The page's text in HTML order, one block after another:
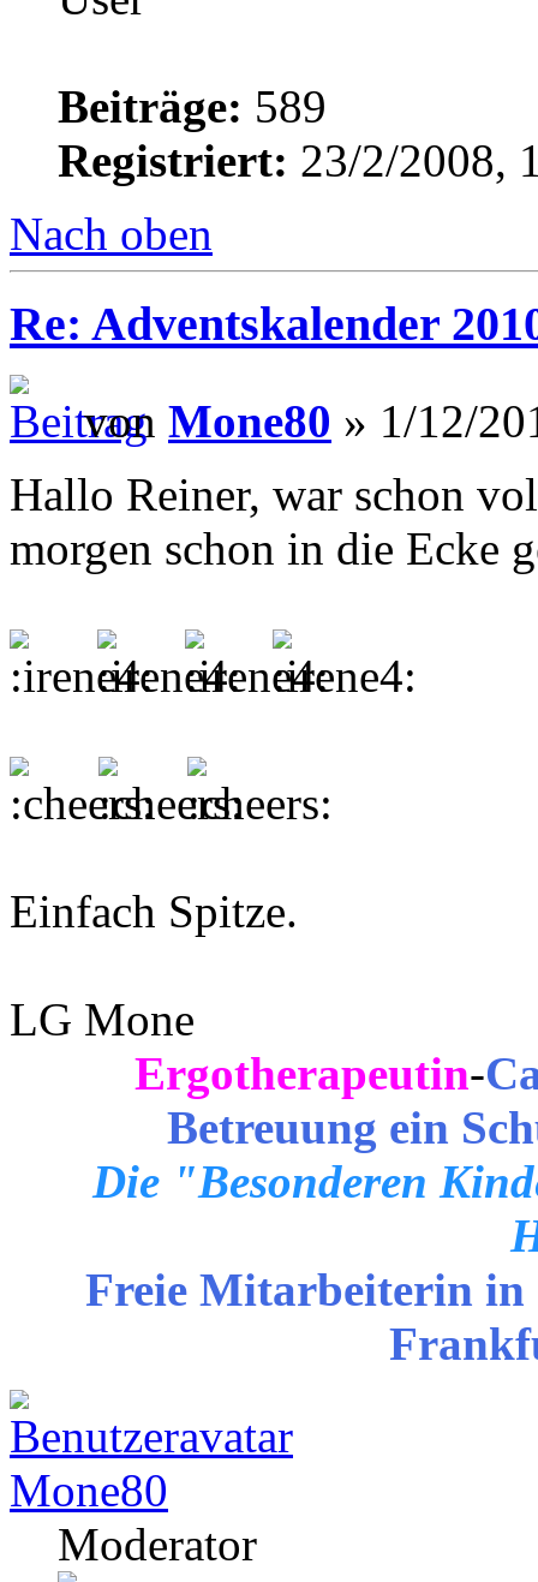
Beiträge: 589
Registriert: 23/2/2008,
Nach oben
Re: Adventskalender
von Mone80 » 1/12/
Hallo Reiner, war schon
morgen schon in die Ecke
Einfach Spitze.
LG Mone
Ergotherapeutin-
Betreuung ein
Die "Besonderen
Freie Mitarbeiterin in
Mone80
Moderator